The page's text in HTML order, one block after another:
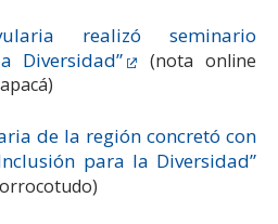
realizó seminario
Diversidad”
(nota online
de la región concretó con
para la Diversidad”